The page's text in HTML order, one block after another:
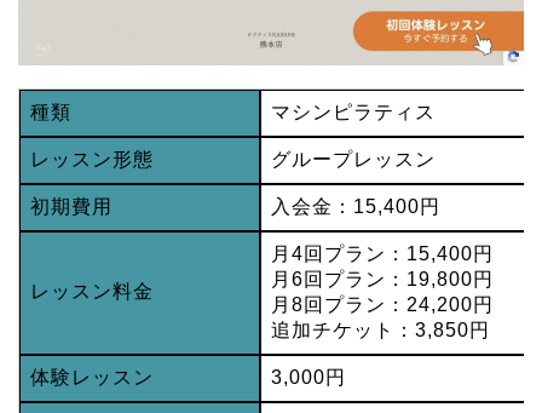
種類 マシンピラティス
レッスン形態 グループレッスン
初期費用 入会金：15,400円
レッスン料金
月4回プラン：15,400円
月6回プラン：19,800円
月8回プラン：24,200円
追加チケット：3,850円
体験レッスン 3,000円